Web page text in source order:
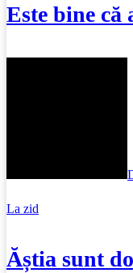
Este bine că
La zid
Ăștia sunt